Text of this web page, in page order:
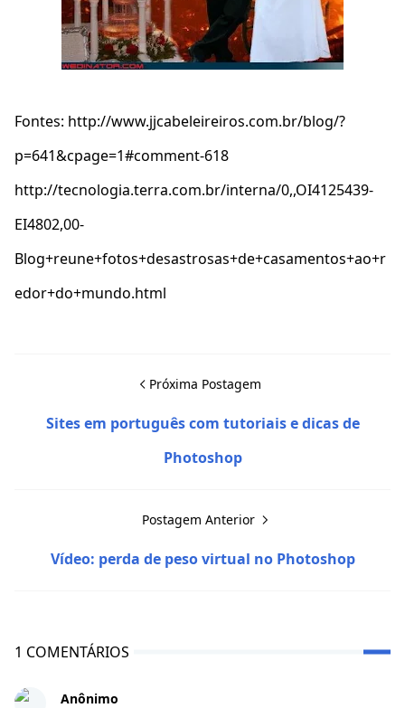
Fontes: http://www.jjcabeleireiros.com.br/blog/?
p=641&cpage=1#comment-618
http://tecnologia.terra.com.br/interna/0,,OI4125439-
EI4802,00-
Blog+reune+fotos+desastrosas+de+casamentos+ao+r
edor+do+mundo.html
Próxima Postagem
Sites em português com tutoriais e dicas de
Photoshop
Postagem Anterior
Vídeo: perda de peso virtual no Photoshop
1 COMENTÁRIOS
Anônimo